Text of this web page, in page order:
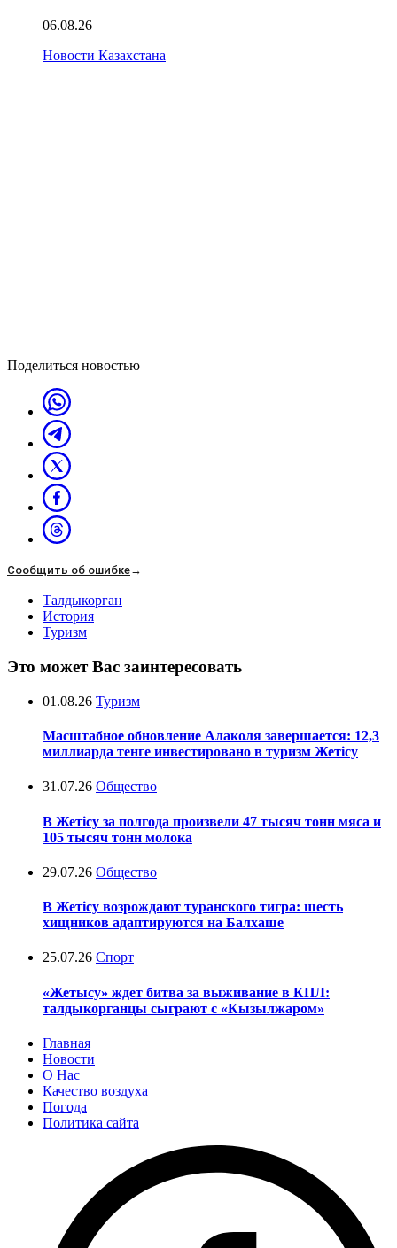
06.08.26
Новости Казахстана
Поделиться новостью
Сообщить об ошибке→
Талдыкорган
История
Туризм
Это может Вас заинтересовать
01.08.26 Туризм
Масштабное обновление Алаколя завершается: 12,3
миллиарда тенге инвестировано в туризм Жетісу
31.07.26 Общество
В Жетісу за полгода произвели 47 тысяч тонн мяса и
105 тысяч тонн молока
29.07.26 Общество
В Жетісу возрождают туранского тигра: шесть
хищников адаптируются на Балхаше
25.07.26 Спорт
«Жетысу» ждет битва за выживание в КПЛ:
талдыкорганцы сыграют с «Кызылжаром»
Главная
Новости
О Нас
Качество воздуха
Погода
Политика сайта